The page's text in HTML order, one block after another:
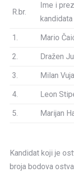
R.br.
Ime i
kandidata
1. Mario
2. Dražen
3. Milan
4. Leon
5. Marijan
Kandidat koji je
broja bodova